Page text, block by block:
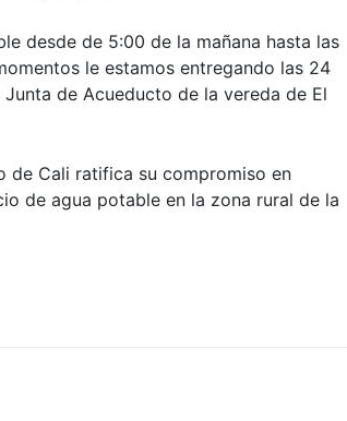
desde de 5:00 de la mañana hasta las
le estamos entregando las 24
de Acueducto de la vereda de El
de Cali ratifica su compromiso en
de agua potable en la zona rural de la